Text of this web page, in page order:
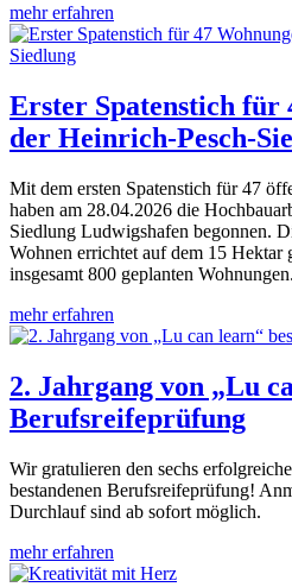
mehr erfahren
Erster Spatenstich für
der Heinrich-Pesch-
Mit dem ersten Spatenstich für 47
haben am 28.04.2026 die
Siedlung Ludwigshafen begonnen.
Wohnen errichtet auf dem 15 Hektar
insgesamt 800 geplanten Wohnungen.
mehr erfahren
2. Jahrgang von „Lu
Berufsreifeprüfung
Wir gratulieren den sechs
bestandenen Berufsreifeprüfung!
Durchlauf sind ab sofort möglich.
mehr erfahren